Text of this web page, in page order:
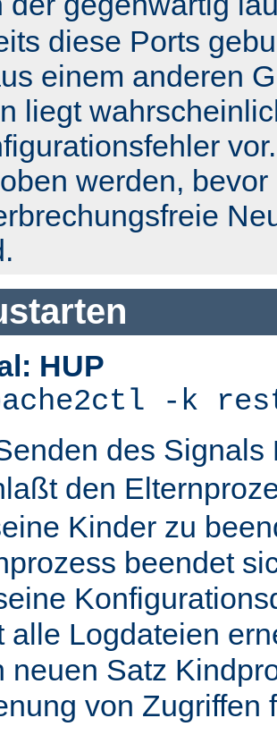
diese Ports
einem anderen
liegt
werden, bevor
HUP
-k
des Signals
den
Kinder zu
beendet
alle Logdateien
neuen Satz
von Zugriffen